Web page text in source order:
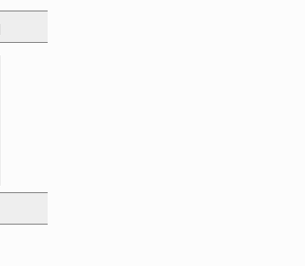
去及び
きま